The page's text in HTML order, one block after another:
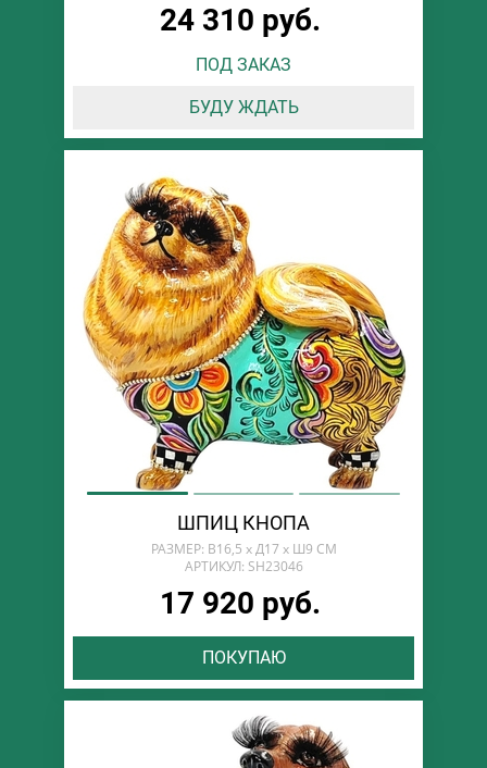
24 310 руб.
ПОД ЗАКАЗ
БУДУ ЖДАТЬ
ШПИЦ КНОПА
РАЗМЕР: В16,5 х Д17 х Ш9 СМ
АРТИКУЛ: SH23046
17 920 руб.
ПОКУПАЮ